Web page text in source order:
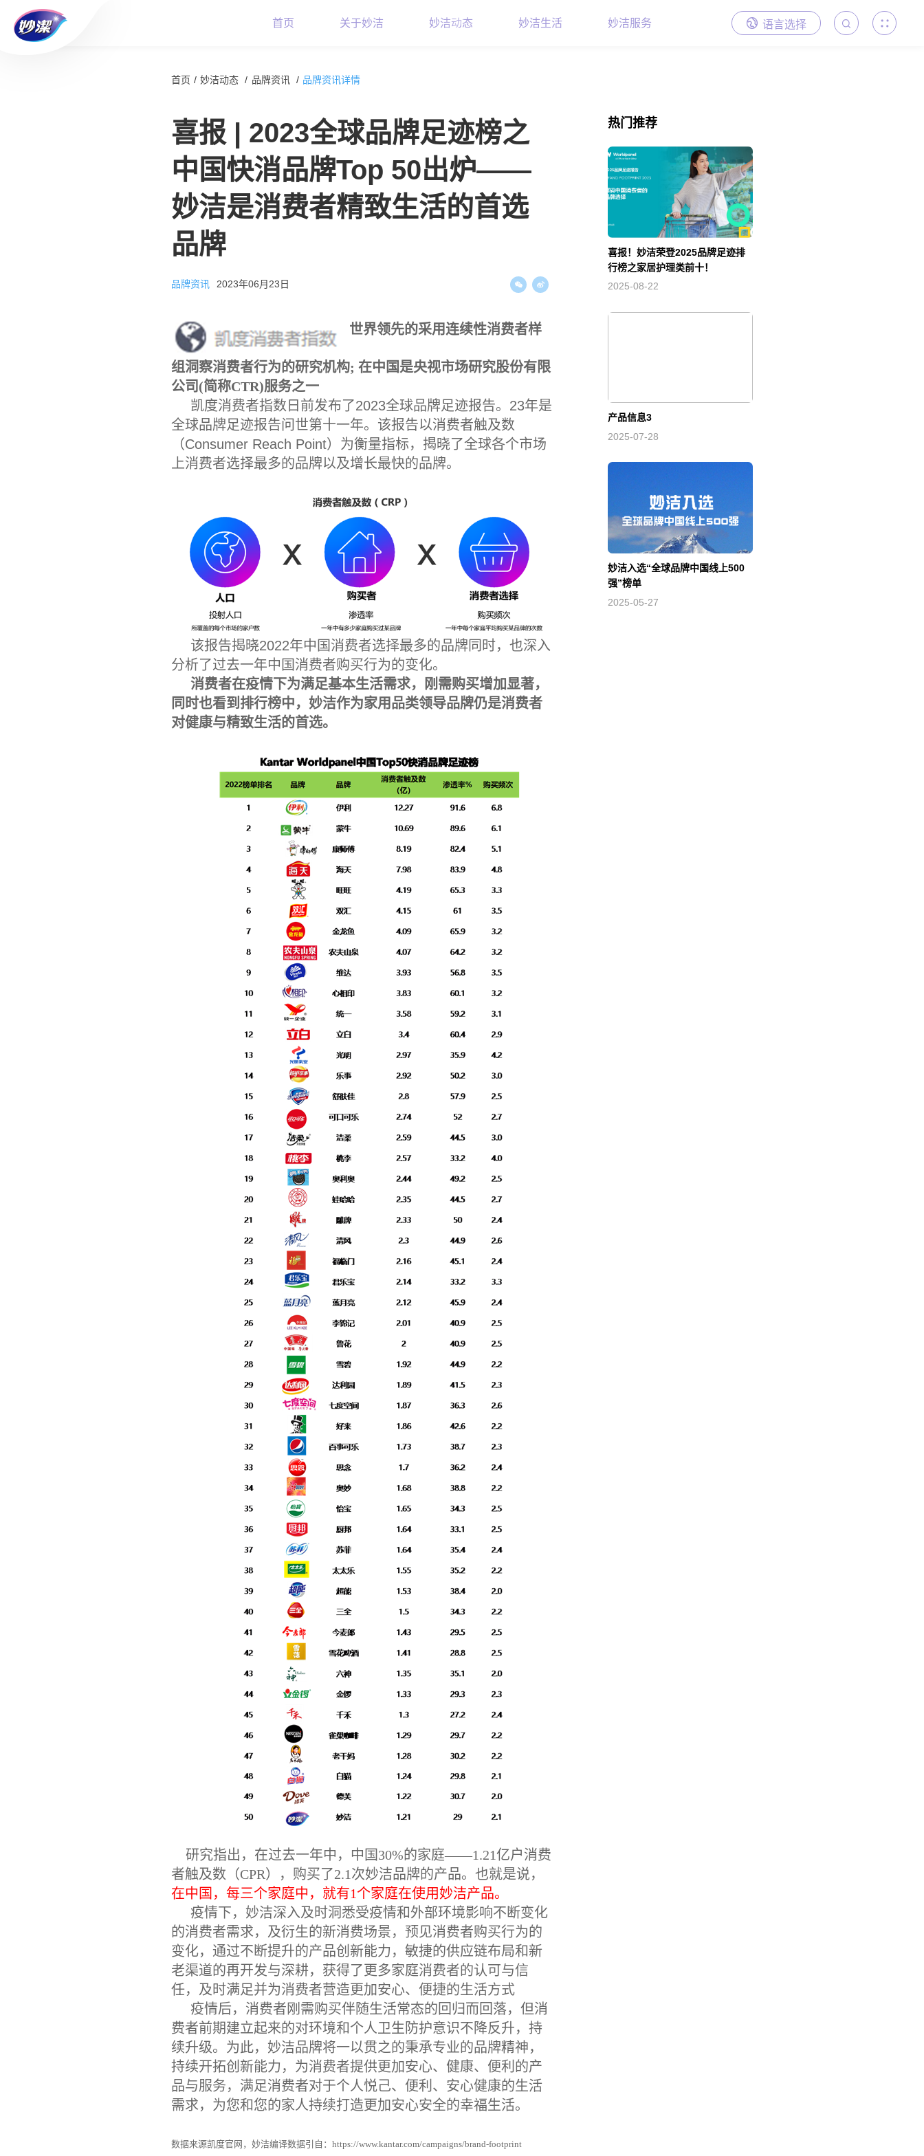
首页 关于妙洁 妙洁动态 妙洁生活 妙洁服务 语言选择
首页 / 妙洁动态 / 品牌资讯 / 品牌资讯详情
喜报 | 2023全球品牌足迹榜之
中国快消品牌Top 50出炉——
妙洁是消费者精致生活的首选
品牌
品牌资讯 2023年06月23日
世界领先的采用连续性消费者样
组洞察消费者行为的研究机构; 在中国是央视市场研究股份有限
公司(简称CTR)服务之一
凯度消费者指数日前发布了2023全球品牌足迹报告。 23年是
全球品牌足迹报告问世第十一年。该报告以消费者触及数
（Consumer Reach Point）为衡量指标，揭晓了全球各个市场
上消费者选择最多的品牌以及增长最快的品牌。
该报告揭晓2022年中国消费者选择最多的品牌同时，也深入
分析了过去一年中国消费者购买行为的变化。
消费者在疫情下为满足基本生活需求，刚需购买增加显著，
同时也看到排行榜中，妙洁作为家用品类领导品牌仍是消费者
对健康与精致生活的首选。
研究指出，在过去一年中，中国 30%的家庭——1.21亿户消费
者触及数（CPR），购买了2.1 次妙洁品牌的产品。也就是说，
在中国，每三个家庭中，就有1个家庭在使用妙洁产品。
疫情下，妙洁深入及时洞悉受疫情和外部环境影响不断变化
的消费者需求，及衍生的新消费场景，预见消费者购买行为的
变化，通过不断提升的产品创新能力，敏捷的供应链布局和新
老渠道的再开发与深耕，获得了更多家庭消费者的认可与信
任，及时满足并为消费者营造更加安心、便捷的生活方式
疫情后，消费者刚需购买伴随生活常态的回归而回落，但消
费者前期建立起来的对环境和个人卫生防护意识不降反升，持
续升级。为此，妙洁品牌将一以贯之的秉承专业的品牌精神，
持续开拓创新能力，为消费者提供更加安心、健康、便利的产
品与服务，满足消费者对于个人悦己、便利、安心健康的生活
需求，为您和您的家人持续打造更加安心安全的幸福生活。
数据来源凯度官网，妙洁编译数据引自： https://www.kantar.com/campaigns/brand-footprint
热门推荐
喜报！妙洁荣登2025品牌足迹排
行榜之家居护理类前十！
2025-08-22
产品信息3
2025-07-28
妙洁入选“全球品牌中国线上500
强”榜单
2025-05-27